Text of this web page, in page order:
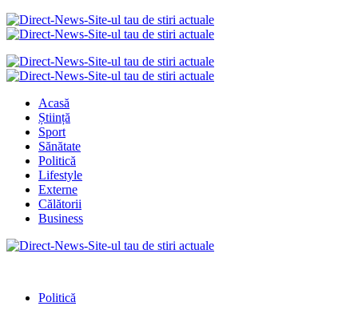
Acasă
Știință
Sport
Sănătate
Politică
Lifestyle
Externe
Călătorii
Business
Politică